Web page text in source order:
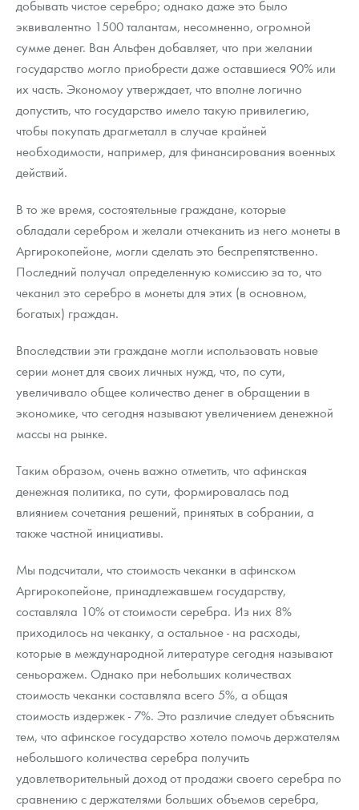
добывать чистое серебро; однако даже это было
эквивалентно 1500 талантам, несомненно, огромной
сумме денег. Ван Альфен добавляет, что при желании
государство могло приобрести даже оставшиеся 90% или
их часть. Экономоу утверждает, что вполне логично
допустить, что государство имело такую привилегию,
чтобы покупать драгметалл в случае крайней
необходимости, например, для финансирования военных
действий.
В то же время, состоятельные граждане, которые
обладали серебром и желали отчеканить из него монеты в
Аргирокопейоне, могли сделать это беспрепятственно.
Последний получал определенную комиссию за то, что
чеканил это серебро в монеты для этих (в основном,
богатых) граждан.
Впоследствии эти граждане могли использовать новые
серии монет для своих личных нужд, что, по сути,
увеличивало общее количество денег в обращении в
экономике, что сегодня называют увеличением денежной
массы на рынке.
Таким образом, очень важно отметить, что афинская
денежная политика, по сути, формировалась под
влиянием сочетания решений, принятых в собрании, а
также частной инициативы.
Мы подсчитали, что стоимость чеканки в афинском
Аргирокопейоне, принадлежавшем государству,
составляла 10% от стоимости серебра. Из них 8%
приходилось на чеканку, а остальное - на расходы,
которые в международной литературе сегодня называют
сеньоражем. Однако при небольших количествах
стоимость чеканки составляла всего 5%, а общая
стоимость издержек - 7%. Это различие следует объяснить
тем, что афинское государство хотело помочь держателям
небольшого количества серебра получить
удовлетворительный доход от продажи своего серебра по
сравнению с держателями больших объемов серебра,